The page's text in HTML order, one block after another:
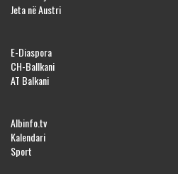
Jeta në Austri
E-Diaspora
CH-Ballkani
AT Balkani
Albinfo.tv
Kalendari
Sport